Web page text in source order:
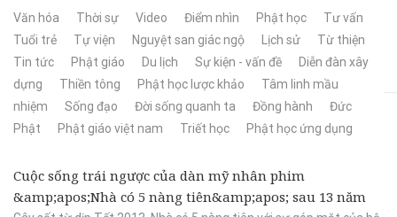
Văn hóa Thời sự Video Điểm nhìn Phật học
Tư vấn
Tuổi trẻ
Tự viện Nguyệt san giác ngộ Lịch sử
Từ thiện
Tin tức
Phật giáo Du lịch Sự kiện - vấn đề
Diễn đàn xây
dựng
Thiền tông Phật học lược khảo
Tâm linh mầu
nhiệm
Sống đạo Đời sống quanh ta Đồng hành
Đức
Phật
Phật giáo việt nam Triết học Phật học ứng dụng
Cuộc sống trái ngược của dàn mỹ nhân phim
&amp;apos;Nhà có 5 nàng tiên&amp;apos; sau 13 năm